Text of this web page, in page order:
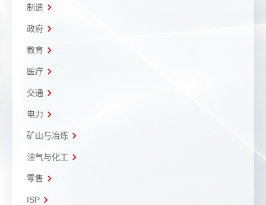
制造
政府
教育
医疗
交通
电力
矿山与冶炼
油气与化工
零售
ISP